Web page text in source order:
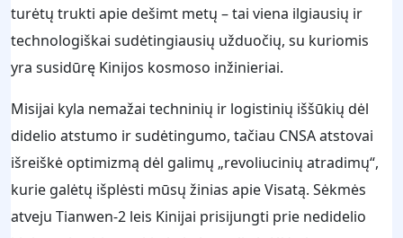
turėtų trukti apie dešimt metų – tai viena ilgiausių ir
technologiškai sudėtingiausių užduočių, su kuriomis
yra susidūrę Kinijos kosmoso inžinieriai.
Misijai kyla nemažai techninių ir logistinių iššūkių dėl
didelio atstumo ir sudėtingumo, tačiau CNSA atstovai
išreiškė optimizmą dėl galimų „revoliucinių atradimų“,
kurie galėtų išplėsti mūsų žinias apie Visatą. Sėkmės
atveju Tianwen-2 leis Kinijai prisijungti prie nedidelio